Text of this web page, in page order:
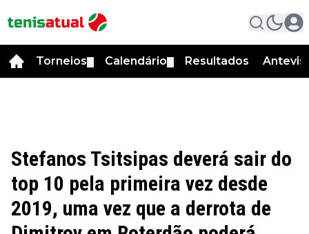
Torneios Calendário Resultados
Stefanos Tsitsipas deverá sair do
top 10 pela primeira vez desde
2019, uma vez que a derrota de